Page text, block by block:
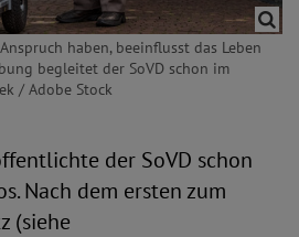
haben, beeinflusst das Leben
begleitet der SoVD schon im
/ Adobe Stock
der SoVD schon
Nach dem ersten zum
(siehe